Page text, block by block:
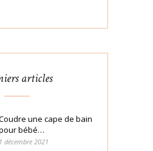
articles
une cape de bain
bébé…
1 décembre 2021